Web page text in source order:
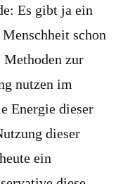
Es gibt ja ein
schon
Methoden zur
nutzen im
Energie dieser
dieser
ein